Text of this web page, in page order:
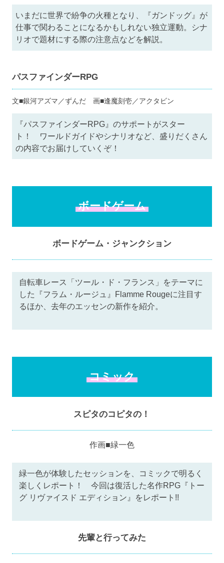
いまだに世界で紛争の火種となり、『ガンドッグ』が
仕事で関わることになるかもしれない独立運動。シナ
リオで題材にする際の注意点などを解説。
パスファインダーRPG
文■銀河アズマ／ずんだ 画■逢魔刻壱／アクタビン
『パスファインダーRPG』のサポートがスター
ト！ ワールドガイドやシナリオなど、盛りだくさん
の内容でお届けしていくぞ！
ボードゲーム
ボードゲーム・ジャンクション
自転車レース「ツール・ド・フランス」をテーマに
した『フラム・ルージュ』Flamme Rougeに注目す
るほか、去年のエッセンの新作を紹介。
コミック
スピタのコピタの！
作画■緑一色
緑一色が体験したセッションを、コミックで明るく
楽しくレポート！ 今回は復活した名作RPG『トー
グ リヴァイスド エディション』をレポート!!
先輩と行ってみた